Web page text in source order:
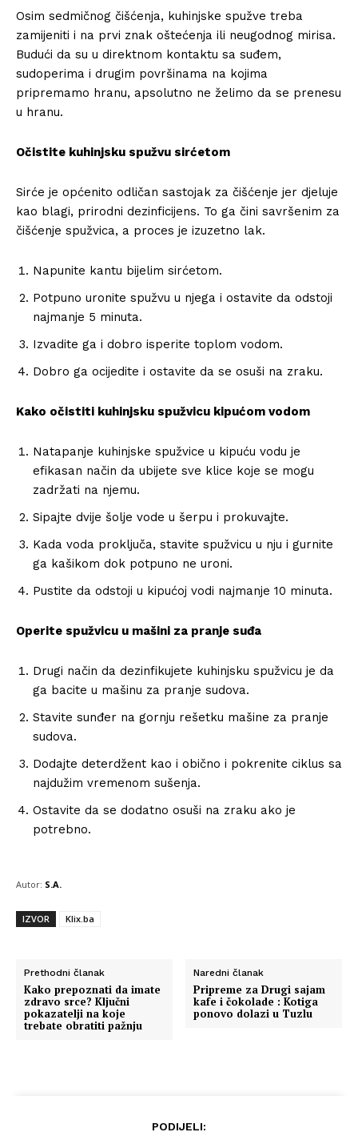
Osim sedmičnog čišćenja, kuhinjske spužve treba
zamijeniti i na prvi znak oštećenja ili neugodnog mirisa.
Budući da su u direktnom kontaktu sa suđem,
sudoperima i drugim površinama na kojima
pripremamo hranu, apsolutno ne želimo da se prenesu
u hranu.
Očistite kuhinjsku spužvu sirćetom
Sirće je općenito odličan sastojak za čišćenje jer djeluje
kao blagi, prirodni dezinficijens. To ga čini savršenim za
čišćenje spužvica, a proces je izuzetno lak.
Napunite kantu bijelim sirćetom.
Potpuno uronite spužvu u njega i ostavite da odstoji
najmanje 5 minuta.
Izvadite ga i dobro isperite toplom vodom.
Dobro ga ocijedite i ostavite da se osuši na zraku.
Kako očistiti kuhinjsku spužvicu kipućom vodom
Natapanje kuhinjske spužvice u kipuću vodu je
efikasan način da ubijete sve klice koje se mogu
zadržati na njemu.
Sipajte dvije šolje vode u šerpu i prokuvajte.
Kada voda proključa, stavite spužvicu u nju i gurnite
ga kašikom dok potpuno ne uroni.
Pustite da odstoji u kipućoj vodi najmanje 10 minuta.
Operite spužvicu u mašini za pranje suđa
Drugi način da dezinfikujete kuhinjsku spužvicu je da
ga bacite u mašinu za pranje sudova.
Stavite sunđer na gornju rešetku mašine za pranje
sudova.
Dodajte deterdžent kao i obično i pokrenite ciklus sa
najdužim vremenom sušenja.
Ostavite da se dodatno osuši na zraku ako je
potrebno.
Autor: S.A.
IZVOR Klix.ba
Prethodni članak
Kako prepoznati da imate
zdravo srce? Ključni
pokazatelji na koje
trebate obratiti pažnju
Naredni članak
Pripreme za Drugi sajam
kafe i čokolade : Kotiga
ponovo dolazi u Tuzlu
PODIJELI: